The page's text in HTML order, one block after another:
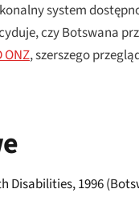
system
czy Botswana
ONZ, szerszego
Disabilities, 1996